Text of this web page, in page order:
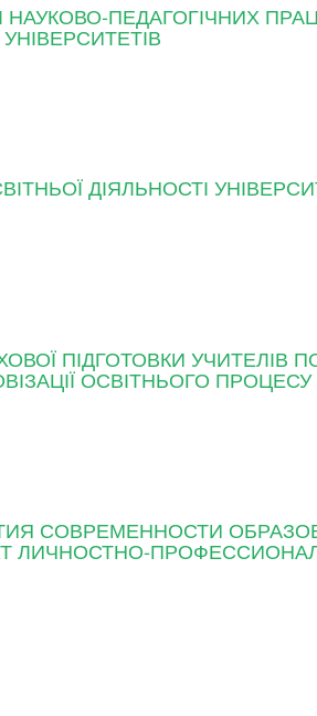
ПЕДАГОГІЧНИХ
ДІЯЛЬНОСТІ
ПІДГОТОВКИ УЧИТЕЛІВ
ОСВІТНЬОГО ПРОЦЕСУ
СОВРЕМЕННОСТИ
ЛИЧНОСТНО-